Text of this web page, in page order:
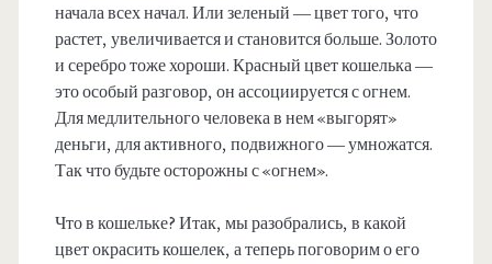
начала всех начал. Или зеленый — цвет того, что
растет, увеличивается и становится больше. Золото
и серебро тоже хороши. Красный цвет кошелька —
это особый разговор, он ассоциируется с огнем.
Для медлительного человека в нем «выгорят»
деньги, для активного, подвижного — умножатся.
Так что будьте осторожны с «огнем».
Что в кошельке? Итак, мы разобрались, в какой
цвет окрасить кошелек, а теперь поговорим о его